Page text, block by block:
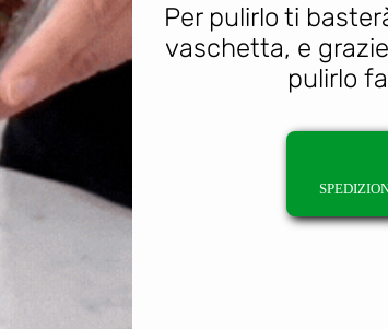
Per pulirlo ti
vaschetta, e
pulirlo